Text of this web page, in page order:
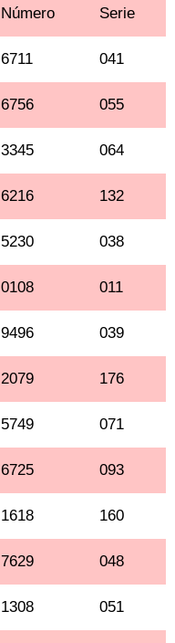
Número Serie
6711 041
6756 055
3345 064
6216 132
5230 038
0108 011
9496 039
2079 176
5749 071
6725 093
1618 160
7629 048
1308 051